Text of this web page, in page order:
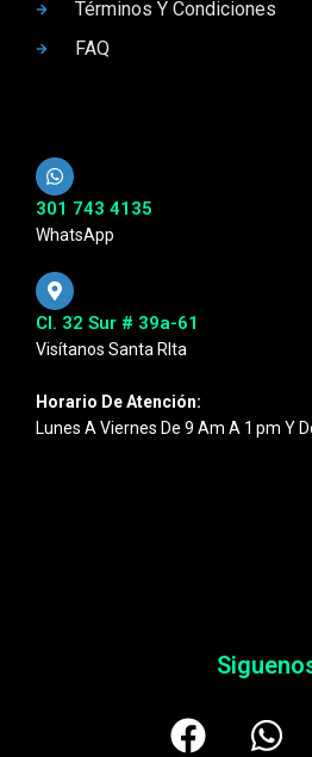
Términos Y Condiciones
FAQ
301 743 4135
WhatsApp
Cl. 32 Sur # 39a-61
Visítanos Santa RIta
Horario De Atención:
Lunes A Viernes De 9 Am A 1 Pm Y